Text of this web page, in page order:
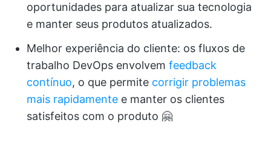
oportunidades para atualizar sua tecnologia
e manter seus produtos atualizados.
Melhor experiência do cliente: os fluxos de
trabalho DevOps envolvem feedback
contínuo, o que permite corrigir problemas
mais rapidamente e manter os clientes
satisfeitos com o produto 🤗